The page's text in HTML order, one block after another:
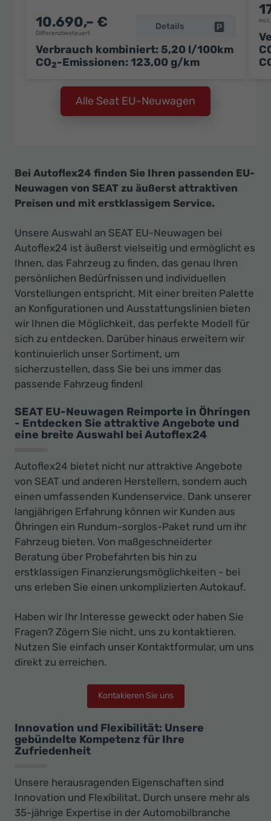
10.690,– €
Differenzbesteuert
Details
Verbrauch kombiniert: 5,20 l/100km
CO2-Emissionen: 123,00 g/km
Alle Seat EU-Neuwagen
Bei Autoflex24 finden Sie Ihren passenden EU-
Neuwagen von SEAT zu äußerst attraktiven
Preisen und mit erstklassigem Service.
Unsere Auswahl an SEAT EU-Neuwagen bei
Autoflex24 ist äußerst vielseitig und ermöglicht es
Ihnen, das Fahrzeug zu finden, das genau Ihren
persönlichen Bedürfnissen und individuellen
Vorstellungen entspricht. Mit einer breiten Palette
an Konfigurationen und Ausstattungslinien bieten
wir Ihnen die Möglichkeit, das perfekte Modell für
sich zu entdecken. Darüber hinaus erweitern wir
kontinuierlich unser Sortiment, um
sicherzustellen, dass Sie bei uns immer das
passende Fahrzeug finden!
SEAT EU-Neuwagen Reimporte in Öhringen
- Entdecken Sie attraktive Angebote und
eine breite Auswahl bei Autoflex24
Autoflex24 bietet nicht nur attraktive Angebote
von SEAT und anderen Herstellern, sondern auch
einen umfassenden Kundenservice. Dank unserer
langjährigen Erfahrung können wir Kunden aus
Öhringen ein Rundum-sorglos-Paket rund um ihr
Fahrzeug bieten. Von maßgeschneiderter
Beratung über Probefahrten bis hin zu
erstklassigen Finanzierungsmöglichkeiten - bei
uns erleben Sie einen unkomplizierten Autokauf.
Haben wir Ihr Interesse geweckt oder haben Sie
Fragen? Zögern Sie nicht, uns zu kontaktieren.
Nutzen Sie einfach unser Kontaktformular, um uns
direkt zu erreichen.
Kontakieren Sie uns
Innovation und Flexibilität: Unsere
gebündelte Kompetenz für Ihre
Zufriedenheit
Unsere herausragenden Eigenschaften sind
Innovation und Flexibilitat. Durch unsere mehr als
35-jährige Expertise in der Automobilbranche